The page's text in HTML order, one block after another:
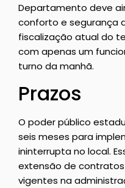
Departamento deve
conforto e segurança
fiscalização atual do
com apenas um
turno da manhã.
Prazos
O poder público
seis meses para
ininterrupta no local.
extensão de
vigentes na